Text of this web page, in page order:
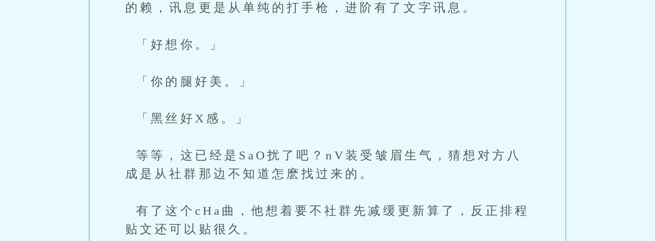
的赖，讯息更是从单纯的打手枪，进阶有了文字讯息。
「好想你。」
「你的腿好美。」
「黑丝好X感。」
等等，这已经是SaO扰了吧？nV装受皱眉生气，猜想对方八
成是从社群那边不知道怎麽找过来的。
有了这个cHa曲，他想着要不社群先减缓更新算了，反正排程
贴文还可以贴很久。